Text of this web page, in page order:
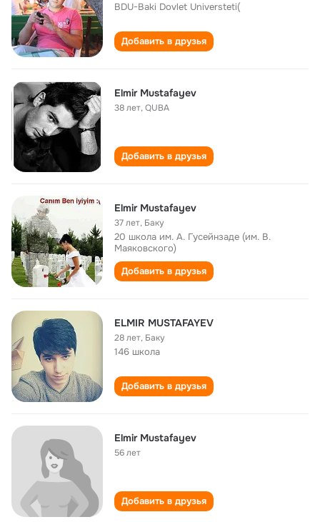
BDU-Baki Dovlet Universteti(
Добавить в друзья
Elmir Mustafayev
38 лет,QUBA
Добавить в друзья
Elmir Mustafayev
37 лет, Баку
20 школа им. А. Гусейнзаде (им. В.
Маяковского)
Добавить в друзья
ELMIR MUSTAFAYEV
28 лет, Баку
146 школа
Добавить в друзья
Elmir Mustafayev
56 лет
Добавить в друзья